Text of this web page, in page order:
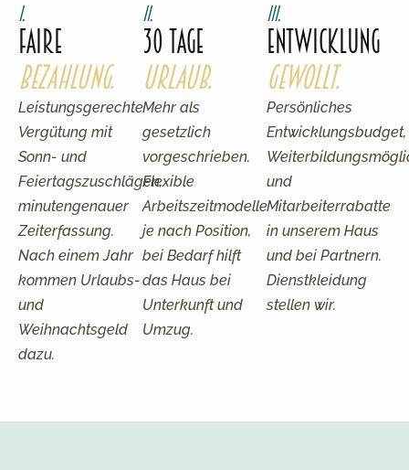
i.
Faire
Bezahlung.
Leistungsgerechte
Vergütung mit
Sonn- und
Feiertagszuschlägen,
minutengenauer
Zeiterfassung.
Nach einem Jahr
kommen Urlaubs-
und
Weihnachtsgeld
dazu.
ii.
30 Tage
Urlaub.
Mehr als
gesetzlich
vorgeschrieben.
Flexible
Arbeitszeitmodelle
je nach Position,
bei Bedarf hilft
das Haus bei
Unterkunft und
Umzug.
iii.
Entwicklung
gewollt.
Persönliches
Entwicklungsbudget,
und
Mitarbeiterrabatte
in unserem Haus
und bei Partnern.
Dienstkleidung
stellen wir.